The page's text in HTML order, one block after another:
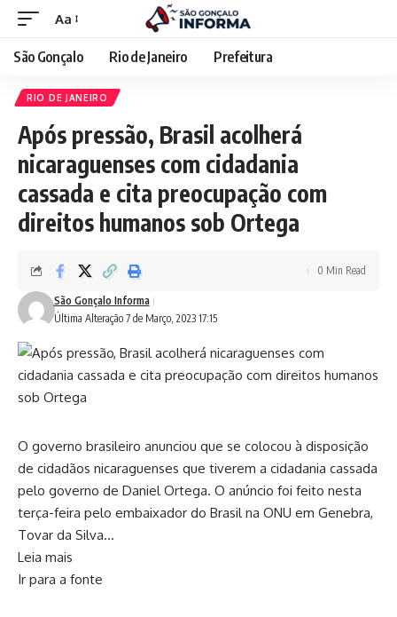
Aa
São Gonçalo Rio de Janeiro Prefeitura
RIO DE JANEIRO
Após pressão, Brasil acolherá
nicaraguenses com cidadania
cassada e cita preocupação com
direitos humanos sob Ortega
Última Alteração 7 de Março, 2023 17:15
São Gonçalo Informa
0 Min Read
O governo brasileiro anunciou que se colocou à disposição
de cidadãos nicaraguenses que tiverem a cidadania cassada
pelo governo de Daniel Ortega. O anúncio foi feito nesta
terça-feira pelo embaixador do Brasil na ONU em Genebra,
Tovar da Silva…
Leia mais
Ir para a fonte